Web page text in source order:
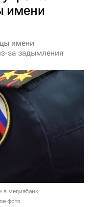
имени
имени
за задымления
в медиабанк
фото